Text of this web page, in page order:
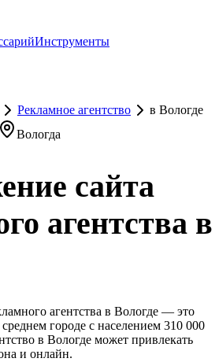
Инструменты
Рекламное агентство
в Вологде
Вологда
сайта
агентства в
агентства в Вологде — это
городе с населением 310 000
в Вологде может привлекать
и онлайн.